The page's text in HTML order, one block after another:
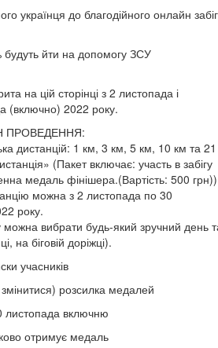
українця до благодійного онлайн
будуть йти на допомогу ЗСУ
на цій сторінці з 2 листопада і
(включно) 2022 року.
ПРОВЕДЕННЯ:
дистанцій: 1 км, 3 км, 5 км, 10 км та 21
(Пакет включає: участь в забігу
медаль фінішера.(Вартість: 500
можна з 2 листопада по 30
року.
можна вибрати будь-який зручний день
на біговій доріжці).
учасників
розсилка медалей
листопада включню
отримує медаль